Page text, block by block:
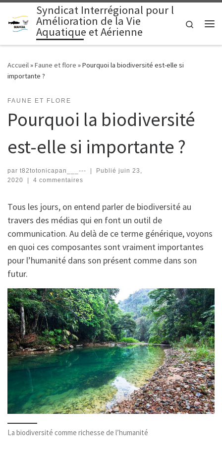
Passer au contenu
Syndicat Interrégional pour l
Amélioration de la Vie
Aquatique et Aérienne
Search
Accueil»Faune et flore »Pourquoi la biodiversité est-elle si
importante ?
FAUNE ET FLORE
Pourquoi la biodiversité
est-elle si importante ?
par t82totonicapan___--- Publié juin 23,
2020
4 commentaires
Tous les jours, on entend parler de biodiversité au
travers des médias qui en font un outil de
communication. Au delà de ce terme générique, voyons
en quoi ces composantes sont vraiment importantes
pour l’humanité dans son présent comme dans son
futur.
La biodiversité comme richesse de l’humanité